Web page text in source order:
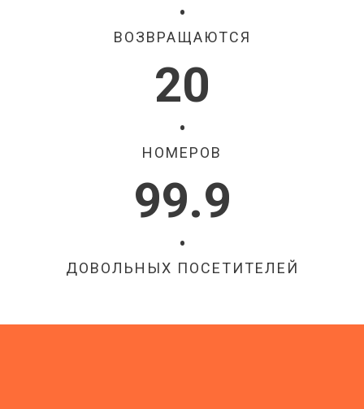
•
ВОЗВРАЩАЮТСЯ
20
•
НОМЕРОВ
99.9
•
ДОВОЛЬНЫХ ПОСЕТИТЕЛЕЙ